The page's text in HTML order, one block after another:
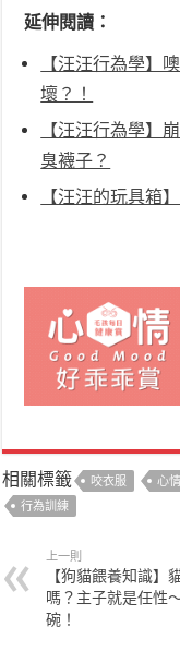
延伸閱讀：
【汪汪行為學】
壞？！
【汪汪行為學】
臭襪子？
【汪汪的玩具箱
相關標籤 咬衣服 心
行為訓練
上一則
【狗貓餵養知識】
嗎？主子就是任性
碗！